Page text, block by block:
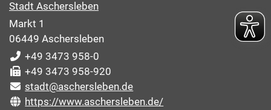
Stadt Aschersleben
Markt 1
06449 Aschersleben
+49 3473 958-0
+49 3473 958-920
stadt@aschersleben.de
https://www.aschersleben.de/